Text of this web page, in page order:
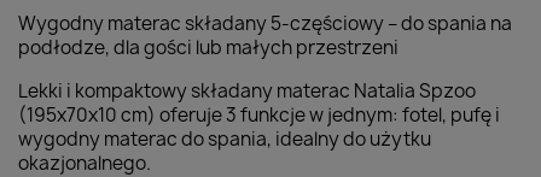
Wygodny materac składany 5-częściowy – do spania na
podłodze, dla gości lub małych przestrzeni
Lekki i kompaktowy składany materac Natalia Spzoo
(195x70x10 cm) oferuje 3 funkcje w jednym: fotel, pufę i
wygodny materac do spania, idealny do użytku
okazjonalnego.